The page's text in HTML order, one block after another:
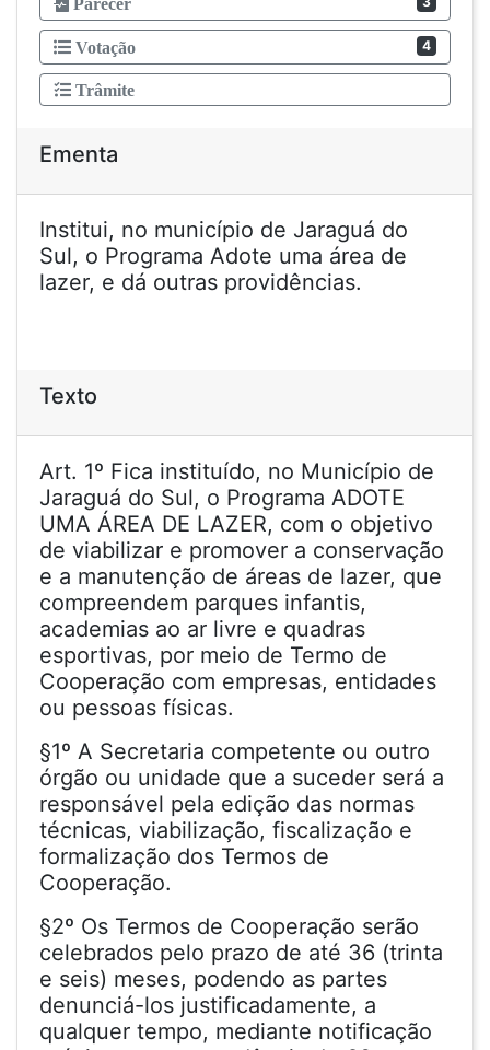
Votação 4
Trâmite
Ementa
Institui, no município de Jaraguá do
Sul, o Programa Adote uma área de
lazer, e dá outras providências.
Texto
Art. 1º Fica instituído, no Município de
Jaraguá do Sul, o Programa ADOTE
UMA ÁREA DE LAZER, com o objetivo
de viabilizar e promover a conservação
e a manutenção de áreas de lazer, que
compreendem parques infantis,
academias ao ar livre e quadras
esportivas, por meio de Termo de
Cooperação com empresas, entidades
ou pessoas físicas.
§1º A Secretaria competente ou outro
órgão ou unidade que a suceder será a
responsável pela edição das normas
técnicas, viabilização, fiscalização e
formalização dos Termos de
Cooperação.
§2º Os Termos de Cooperação serão
celebrados pelo prazo de até 36 (trinta
e seis) meses, podendo as partes
denunciá-los justificadamente, a
qualquer tempo, mediante notificação